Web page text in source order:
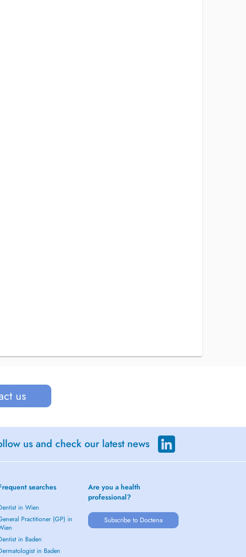
us
us and check our latest news
searches
in Wien
Practitioner (GP) in
in Baden
in Baden
Are you a health
professional?
Subscribe to Doctena